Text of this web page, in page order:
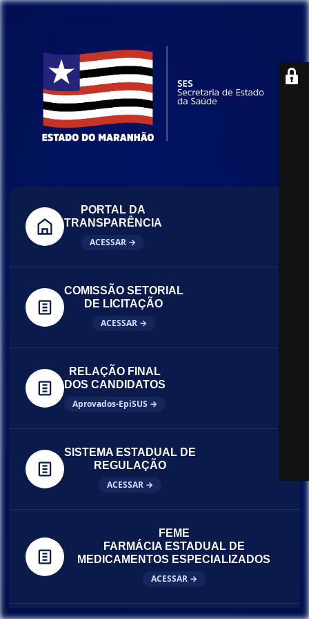
PORTAL DA
TRANSPARÊNCIA
ACESSAR →
COMISSÃO SETORIAL
DE LICITAÇÃO
ACESSAR →
RELAÇÃO FINAL
DOS CANDIDATOS
Aprovados-EpiSUS →
SISTEMA ESTADUAL DE
REGULAÇÃO
ACESSAR →
FEME
FARMÁCIA ESTADUAL DE
MEDICAMENTOS ESPECIALIZADOS
ACESSAR →